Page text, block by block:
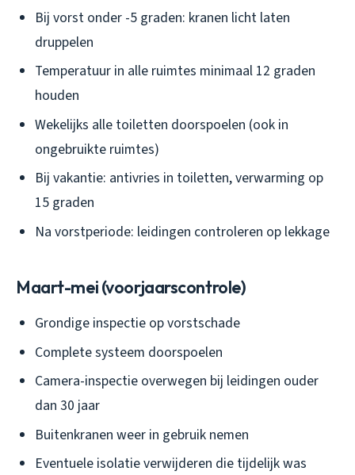
Bij vorst onder -5 graden: kranen licht laten
druppelen
Temperatuur in alle ruimtes minimaal 12 graden
houden
Wekelijks alle toiletten doorspoelen (ook in
ongebruikte ruimtes)
Bij vakantie: antivries in toiletten, verwarming op
15 graden
Na vorstperiode: leidingen controleren op lekkage
Maart-mei (voorjaarscontrole)
Grondige inspectie op vorstschade
Complete systeem doorspoelen
Camera-inspectie overwegen bij leidingen ouder
dan 30 jaar
Buitenkranen weer in gebruik nemen
Eventuele isolatie verwijderen die tijdelijk was